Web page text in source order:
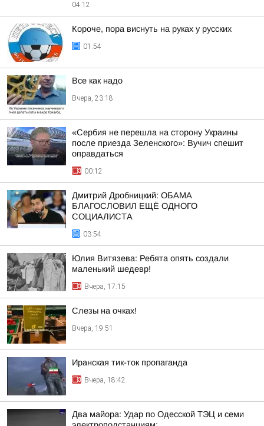
04:12
Короче, пора виснуть на руках у русских
01:54
Все как надо
Вчера, 23:18
«Сербия не перешла на сторону Украины
после приезда Зеленского»: Вучич спешит
оправдаться
00:12
Дмитрий Дробницкий: ОБАМА
БЛАГОСЛОВИЛ ЕЩЁ ОДНОГО
СОЦИАЛИСТА
03:54
Юлия Витязева: Ребята опять создали
маленький шедевр!
Вчера, 17:15
Слезы на очках!
Вчера, 19:51
Иранская тик-ток пропаганда
Вчера, 18:42
Два майора: Удар по Одесской ТЭЦ и семи